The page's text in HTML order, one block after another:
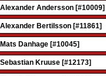
Alexander Andersson [#10009]
Alexander Bertilsson [#11861]
Mats Danhage [#10045]
Sebastian Kruuse [#12173]